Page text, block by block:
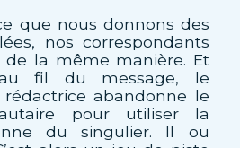
que nous donnons des
nos correspondants
de la même manière. Et
fil du message, le
abandonne le
pour utiliser la
du singulier. Il ou